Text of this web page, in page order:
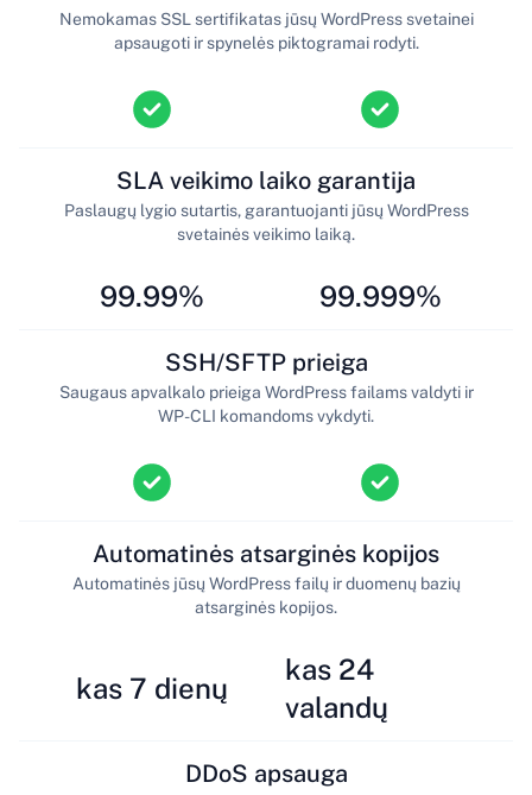
Nemokamas SSL sertifikatas jūsų WordPress svetainei
apsaugoti ir spynelės piktogramai rodyti.
99.99%
SLA veikimo laiko garantija
Paslaugų lygio sutartis, garantuojanti jūsų WordPress
svetainės veikimo laiką.
99.999%
SSH/SFTP prieiga
Saugaus apvalkalo prieiga WordPress failams valdyti ir
WP-CLI komandoms vykdyti.
kas 7 dienų
Automatinės atsarginės kopijos
Automatinės jūsų WordPress failų ir duomenų bazių
atsarginės kopijos.
kas 24
valandų
DDoS apsauga